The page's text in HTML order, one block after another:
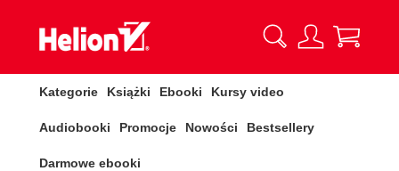
Kategorie Książki Ebooki Kursy video
Audiobooki Promocje Nowości Bestsellery
Darmowe ebooki